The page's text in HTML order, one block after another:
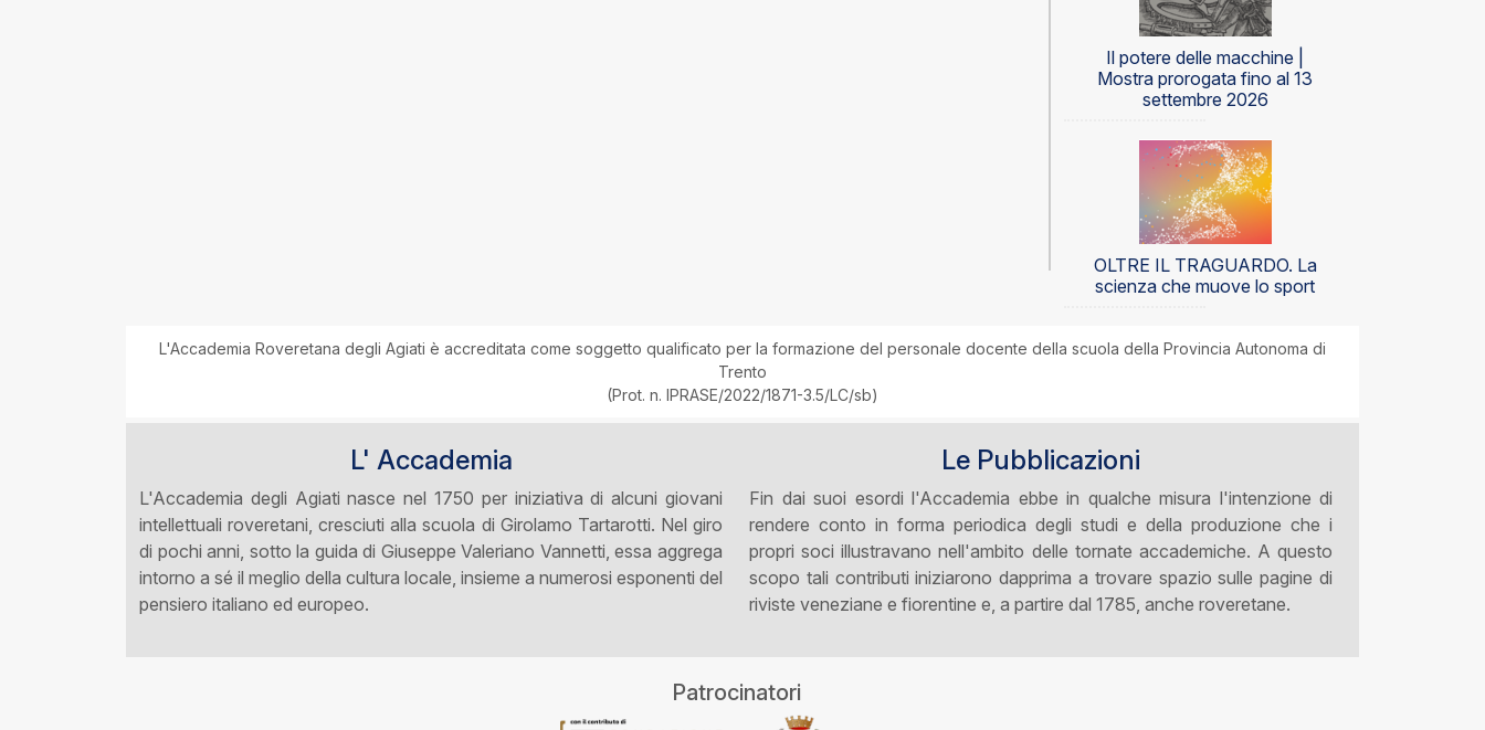
Il potere delle macchine |
Mostra prorogata fino al 13
settembre 2026
OLTRE IL TRAGUARDO. La
scienza che muove lo sport
L'Accademia Roveretana degli Agiati è accreditata come soggetto qualificato per la formazione del personale docente della scuola della Provincia Autonoma di
Trento
(Prot. n. IPRASE/2022/1871-3.5/LC/sb)
L' Accademia
L'Accademia degli Agiati nasce nel 1750 per iniziativa di alcuni giovani
intellettuali roveretani, cresciuti alla scuola di Girolamo Tartarotti. Nel giro
di pochi anni, sotto la guida di Giuseppe Valeriano Vannetti, essa aggrega
intorno a sé il meglio della cultura locale, insieme a numerosi esponenti del
pensiero italiano ed europeo.
Le Pubblicazioni
Fin dai suoi esordi l'Accademia ebbe in qualche misura l'intenzione di
rendere conto in forma periodica degli studi e della produzione che i
propri soci illustravano nell'ambito delle tornate accademiche. A questo
scopo tali contributi iniziarono dapprima a trovare spazio sulle pagine di
riviste veneziane e fiorentine e, a partire dal 1785, anche roveretane.
Patrocinatori